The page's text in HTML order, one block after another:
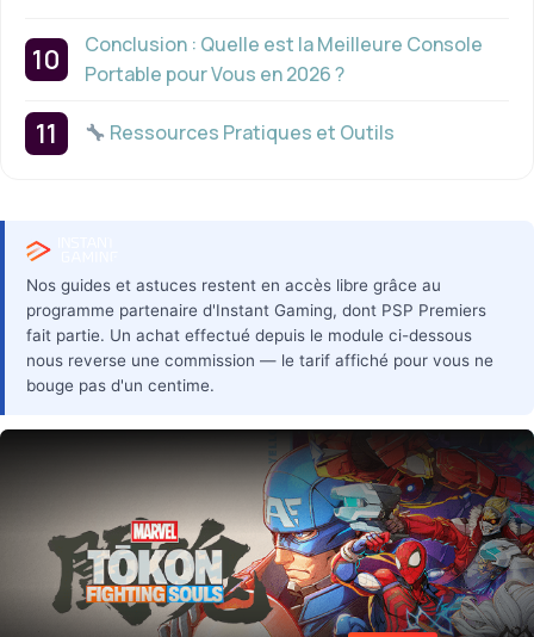
Conclusion : Quelle est la Meilleure Console
Portable pour Vous en 2026 ?
Ressources Pratiques et Outils
Nos guides et astuces restent en accès libre grâce au
programme partenaire d'Instant Gaming, dont PSP Premiers
fait partie. Un achat effectué depuis le module ci-dessous
nous reverse une commission — le tarif affiché pour vous ne
bouge pas d'un centime.